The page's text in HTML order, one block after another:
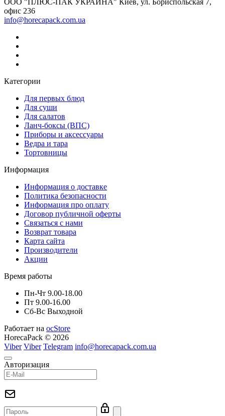
офис 236
info@horecapack.com.ua
Категории
Для первых блюд
Для суши
Для салатов
Ланч-боксы (ВПС)
Приборы и аксессуары
Ведра и тара
Тортовницы
Информация
Информация о доставке
Политика безопасности
Информация про оплату
Договор публичной оферты
Связаться с нами
Возврат товара
Карта сайта
Производители
Акции
Время работы
Пн-Чт 9.00-18.00
Пт 9.00-16.00
Сб-Вс Выходной
Работает на ocStore
HorecaPack © 2026
Viber Viber Telegram info@horecapack.com.ua
Авторизация